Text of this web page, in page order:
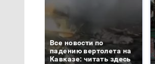
Все новости по
падению вертолета на
Кавказе: читать здесь